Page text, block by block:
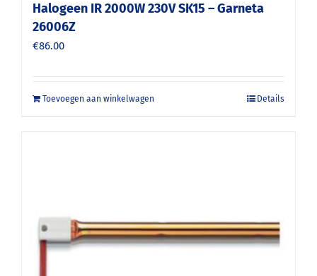
Halogeen IR 2000W 230V SK15 – Garneta
26006Z
€86.00
Toevoegen aan winkelwagen Details